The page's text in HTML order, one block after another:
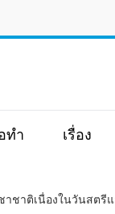
ทำ เรื่อง
ชาติเนื่องในวันสตรี